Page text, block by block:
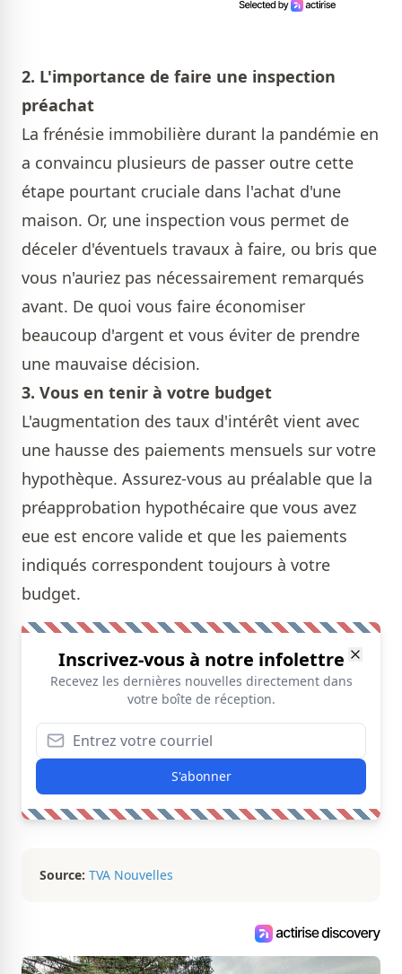
2. L'importance de faire une inspection
préachat
La frénésie immobilière durant la pandémie en
a convaincu plusieurs de passer outre cette
étape pourtant cruciale dans l'achat d'une
maison. Or, une inspection vous permet de
déceler d'éventuels travaux à faire, ou bris que
vous n'auriez pas nécessairement remarqués
avant. De quoi vous faire économiser
beaucoup d'argent et vous éviter de prendre
une mauvaise décision.
3. Vous en tenir à votre budget
L'augmentation des taux d'intérêt vient avec
une hausse des paiements mensuels sur votre
hypothèque. Assurez-vous au préalable que la
préapprobation hypothécaire que vous avez
eue est encore valide et que les paiements
indiqués correspondent toujours à votre
budget.
Inscrivez-vous à notre infolettre
Recevez les dernières nouvelles directement dans
votre boîte de réception.
S'abonner
Source: TVA Nouvelles